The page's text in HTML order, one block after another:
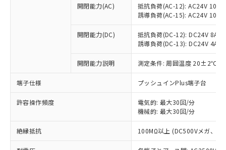
開閉能力(AC)
抵抗負荷(AC-12): AC24V 10A/
誘導負荷(AC-15): AC24V
開閉能力(DC)
抵抗負荷(DC-12): DC24V 8A/
誘導負荷(DC-13): DC24V 4A/
開閉能力説明 測定条件: 周囲温度 20±2℃、
端子仕様 プッシュインPlus端子台
許容操作頻度
電気的: 最大30回/分
機械的: 最大30回/分
絶縁抵抗 100MΩ以上 (DC500Vメガ、点
以下の条件をお読みいただき、同意のうえ
本サービスは、当社制御機器事業取扱
商品の当社在庫状況および標準価格
(税抜)を提供させていただくもので
本サービスの対象外となる商品もある
ことをご了承ください。
在庫状況および標準価格照会結果は、
記載している更新日時点での社内デー
タに基づき作成されるものであり、閲
覧された時点での実際の在庫および標
非含有に非対応の商品で、対応品を出す予
調査・確認中：EU RoHS指令（10物質）の
非含有の対応状況を調査中または確認中の
非該当品：ライセンス料など無形物で、有
害物質有無と関係のない商品です。
仕入先様の事情により、非含有部品として
いたものが、含有品と判明した場合などや
むを得ず変更することがあります。
鉛(Pb) 1000ppm以下、 水銀(Hg) 1000ppm以下、 カド
六価クロム(Cr(Ⅵ)) 1000ppm以下、ポリ臭化ビフェニル
※1 中国RoHS○×表
「○」：最大均質材料含有率が中国RoHSの
基準値以下であることを示します。
「×」：最大均質材料含有率が中国RoHSの
基準値を超えていることを示します。
「－」：未確認です。当社販売部門へお問
*中国RoHS10物質の基準値 (GB/T26572)：
Pb(鉛) :1000ppm、 Hg(水銀) : 1000ppm、 Cd(カドミウ
当社は、これら貴社製品のうち、外国
為替および外国貿易法に定める商品
（以下｢規制貨物等」という）を輸出
または国外への提供する場合は、日本
国政府の輸出許可(または役務取引許
可)を取得するなどの必要な手続きを